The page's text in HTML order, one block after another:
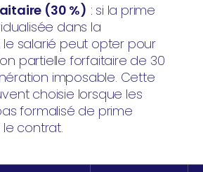
(30 %) : si la prime
dans la
le salarié peut opter pour
partielle forfaitaire de 30
imposable. Cette
choisie lorsque les
formalisé de prime
contrat.